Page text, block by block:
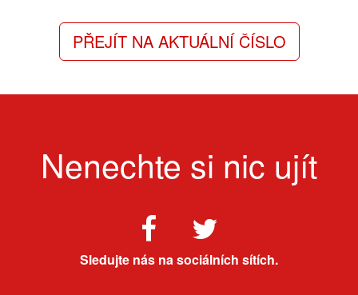
PŘEJÍT NA AKTUÁLNÍ ČÍSLO
Nenechte si nic ujít
Sledujte nás na sociálních sítích.